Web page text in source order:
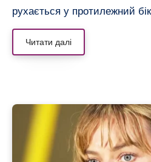
рухається у протилежний
Читати далі